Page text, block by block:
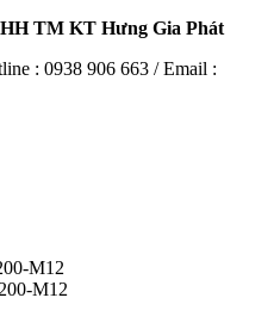
TM KT Hưng Gia Phát
: 0938 906 663 / Email :
M12
M12